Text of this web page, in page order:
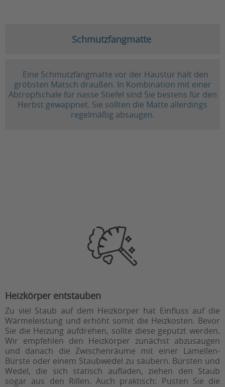
Schmutzfangmatte
Eine Schmutzfangmatte vor der Haustür hält den
gröbsten Matsch draußen. In Kombination mit einer
Abtropfschale für nasse Stiefel sind Sie bestens für den
Herbst gewappnet. Sie sollten die Matte allerdings
regelmäßig absaugen.
Heizkörper entstauben
Zu viel Staub auf dem Heizkörper hat Einfluss auf die
Wärmeleistung und erhöht somit die Heizkosten. Bevor
Sie die Heizung aufdrehen, sollte diese geputzt werden.
Wir empfehlen den Heizkörper zunächst abzusaugen
und danach die Zwischenräume mit einer Lamellen-
Bürste oder einem Staubwedel zu säubern. Bürsten und
Wedel, die sich statisch aufladen, ziehen den Staub
sogar aus den Rillen. Auch praktisch: Pusten Sie die